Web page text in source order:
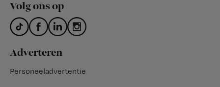
Volg ons op
Adverteren
Personeeladvertentie